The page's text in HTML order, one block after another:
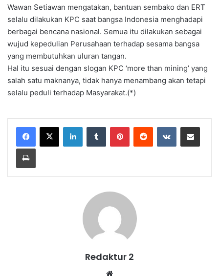
Wawan Setiawan mengatakan, bantuan sembako dan ERT
selalu dilakukan KPC saat bangsa Indonesia menghadapi
berbagai bencana nasional. Semua itu dilakukan sebagai
wujud kepedulian Perusahaan terhadap sesama bangsa
yang membutuhkan uluran tangan.
Hal itu sesuai dengan slogan KPC ‘more than mining’ yang
salah satu maknanya, tidak hanya menambang akan tetapi
selalu peduli terhadap Masyarakat.(*)
LinkedInTumblr PinterestReddit VKontakteShare via Email
Print
Redaktur 2